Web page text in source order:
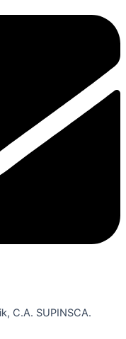
C.A. SUPINSCA.